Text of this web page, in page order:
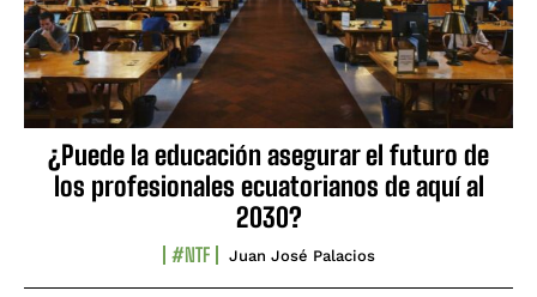
¿Puede la educación asegurar el futuro de
los profesionales ecuatorianos de aquí al
2030?
#NTF Juan José Palacios